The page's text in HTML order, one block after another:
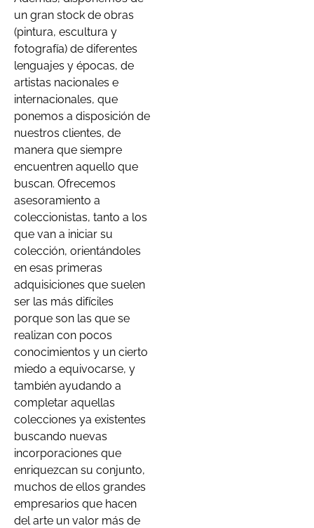
un gran stock de obras
(pintura, escultura y
fotografía) de diferentes
lenguajes y épocas, de
artistas nacionales e
internacionales, que
ponemos a disposición de
nuestros clientes, de
manera que siempre
encuentren aquello que
buscan. Ofrecemos
asesoramiento a
coleccionistas, tanto a los
que van a iniciar su
colección, orientándoles
en esas primeras
adquisiciones que suelen
ser las más difíciles
porque son las que se
realizan con pocos
conocimientos y un cierto
miedo a equivocarse, y
también ayudando a
completar aquellas
colecciones ya existentes
buscando nuevas
incorporaciones que
enriquezcan su conjunto,
muchos de ellos grandes
empresarios que hacen
del arte un valor más de